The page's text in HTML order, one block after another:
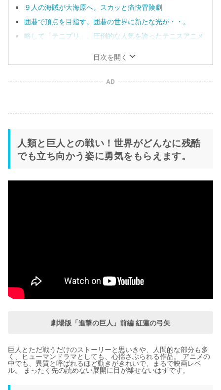
９人の海賊が大海原へ。スカッと痛快冒険劇
囲碁で頂点を目指す。囲碁の世界に新たな光が・・。
略して「テニプリ」。圧倒的な人気を誇ったテニスアニメ
目次を開く
AD
人類と巨人との戦い！世界がどんなに残酷
でも立ち向かう姿に勇気をもらえます。
劇場版「進撃の巨人」前編 紅蓮の弓矢
巨人とただ戦うだけのストーリーと思いきや、人間的な部分も多
く、ヒューマンドラマとしても、心揺さぶられる作品。 アニメの
中でも、異質と呼ばれるほど動きがきれいで、まるで映画レベ
ル。 まったく先の読めない展開に目が離せないはずです。